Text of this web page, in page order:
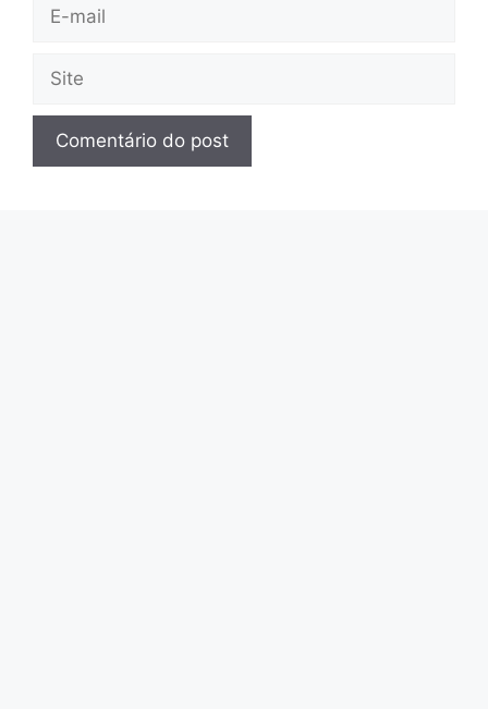
mail